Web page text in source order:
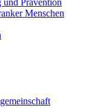
und Prävention
Menschen